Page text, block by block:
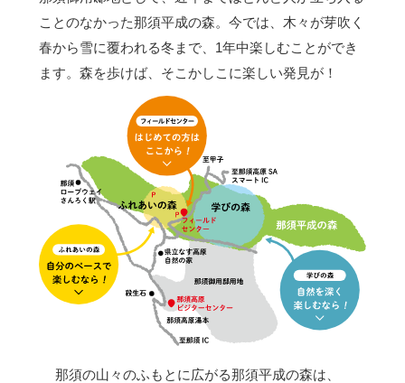
ことのなかった那須平成の森。今では、木々が芽吹く
春から雪に覆われる冬まで、1年中楽しむことができ
ます。森を歩けば、そこかしこに楽しい発見が！
那須の山々のふもとに広がる那須平成の森は、